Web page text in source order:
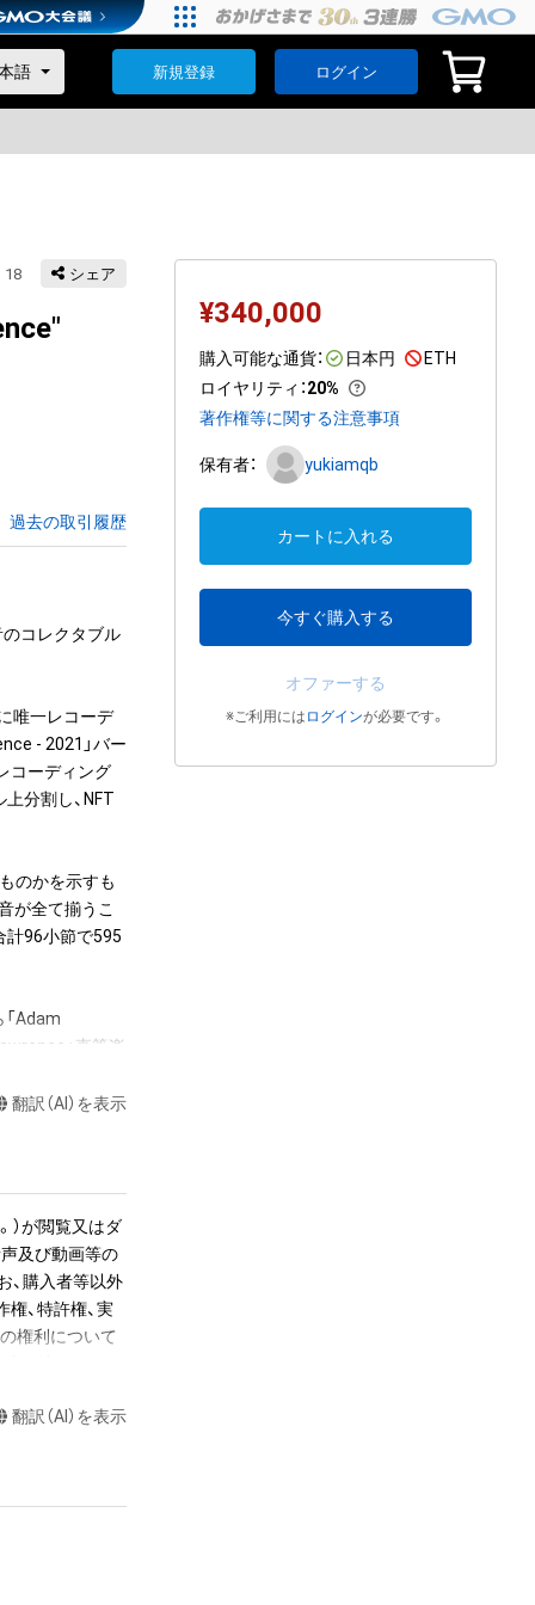
新規登録 ログイン
18 シェア
過去の取引履歴
コレクタブル
唯一レコーデ
- 2021」バー
コーディング
分割し、NFT
のかを示すも
が全て揃うこ
計96小節で595
Adam
」直筆楽
たNFT初回購
」フルバー
目か、後半の数
"Merry
合は、1小節目
さで書き出して
音が響いていま
その音が途切
調整し、1秒
翻訳（AI）を表示
）が閲覧又はダ
声及び動画等の
、購入者等以外
、特許権、実
権利について
に関する知的財
た利用、商用
翻訳（AI）を表示
¥340,000
購入可能な通貨： 日本円
ETH
ロイヤリティ ：20%
著作権等に関する注意事項
保有者： yukiamqb
カートに入れる
今すぐ購入する
オファーする
※ご利用には ログインが必要です。